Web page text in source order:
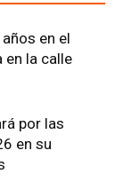
en el
en la calle
por las
en su